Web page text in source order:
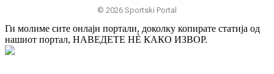
© 2026 Sportski Portal
Ги молиме сите онлајн портали, доколку копирате статија од
нашиот портал, НАВЕДЕТЕ НÈ КАКО ИЗВОР.